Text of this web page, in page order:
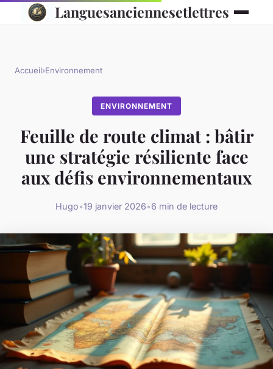
Languesanciennesetlettres
Accueil›Environnement
ENVIRONNEMENT
Feuille de route climat : bâtir
une stratégie résiliente face
aux défis environnementaux
Hugo•19 janvier 2026•6 min de lecture